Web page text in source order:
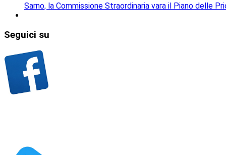
Sarno, la Commissione Straordinaria vara il Piano delle
Seguici su